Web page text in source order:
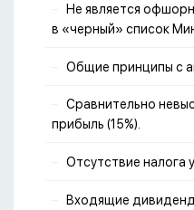
Не является
в «черный» список
Общие принципы с
Сравнительно
прибыль (15%).
Отсутствие налога
Входящие